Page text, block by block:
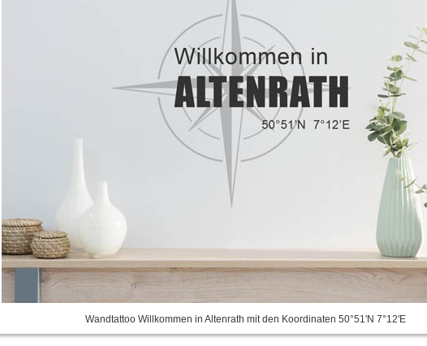
Wandtattoo Willkommen in Altenrath mit den Koordinaten 50°51'N 7°12'E